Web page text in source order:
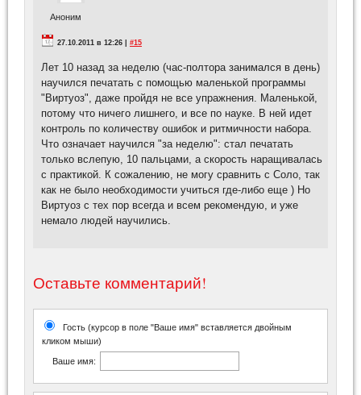
Аноним
27.10.2011 в 12:26 | #15
Лет 10 назад за неделю (час-полтора занимался в день)
научился печатать с помощью маленькой программы
"Виртуоз", даже пройдя не все упражнения. Маленькой,
потому что ничего лишнего, и все по науке. В ней идет
контроль по количеству ошибок и ритмичности набора.
Что означает научился "за неделю": стал печатать
только вслепую, 10 пальцами, а скорость наращивалась
с практикой. К сожалению, не могу сравнить с Соло, так
как не было необходимости учиться где-либо еще ) Но
Виртуоз с тех пор всегда и всем рекомендую, и уже
немало людей научились.
Оставьте комментарий!
Гость (курсор в поле "Ваше имя" вставляется двойным
кликом мыши)
Ваше имя: